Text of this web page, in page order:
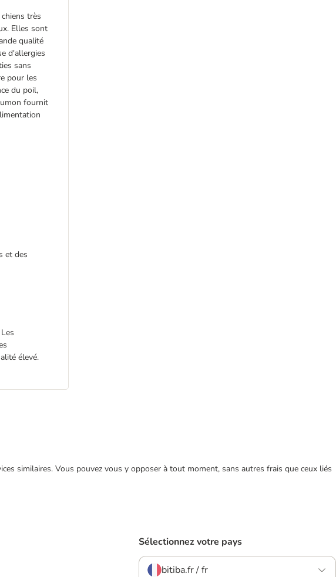
très
Elles sont
qualité
d'allergies
sans
pour les
du poil,
fournit
et des
élevé.
similaires. Vous pouvez vous y opposer à tout moment, sans autres frais que ceux liés
Sélectionnez votre pays
bitiba.fr / fr